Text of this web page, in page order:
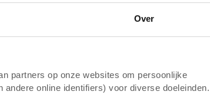
Over
partners op onze websites om persoonlijke
online identifiers) voor diverse doeleinden.